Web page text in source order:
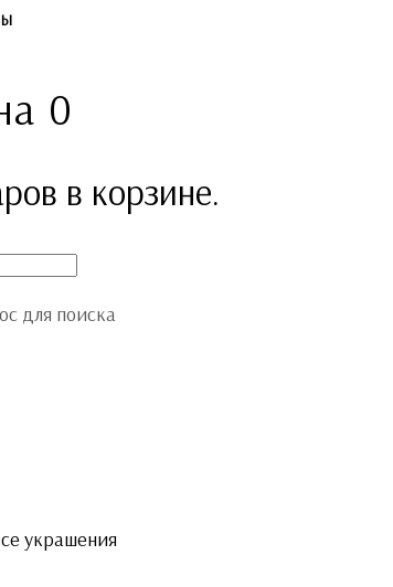
0
в корзине.
для поиска
украшения